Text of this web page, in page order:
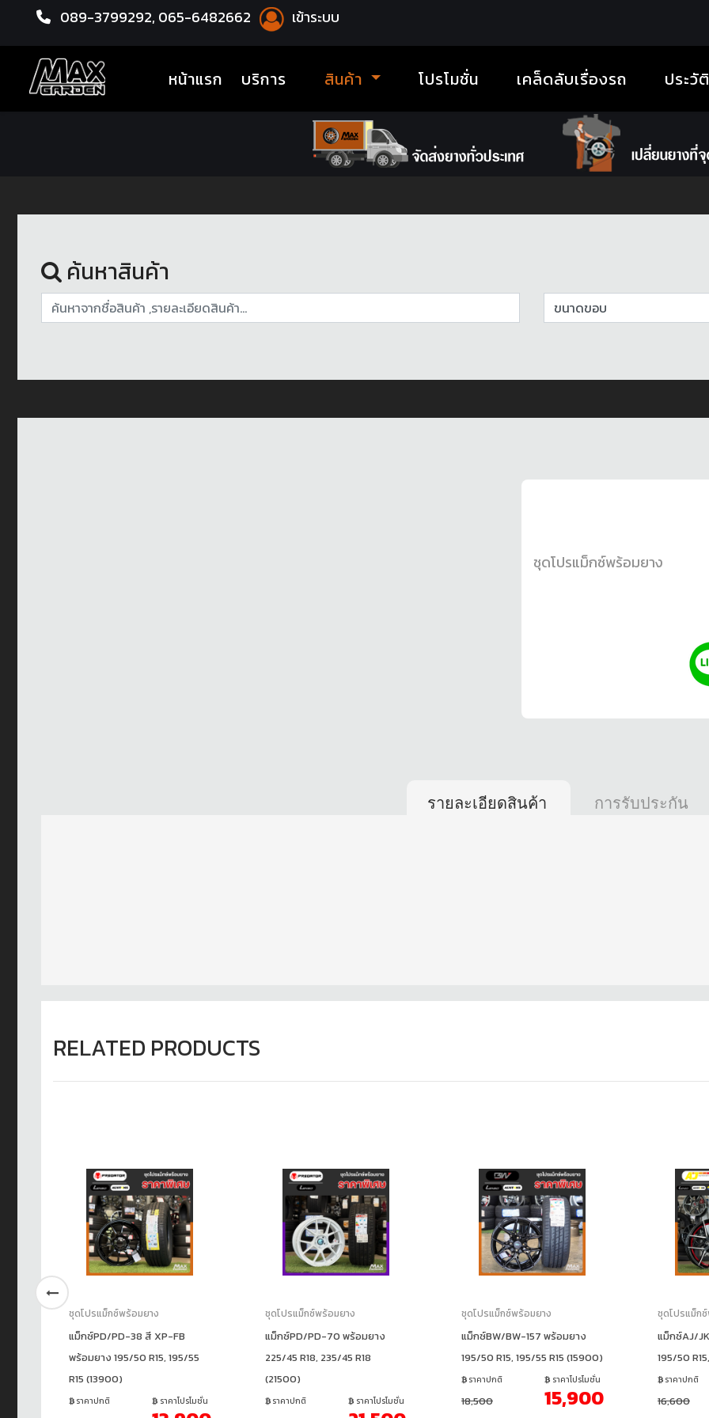
089-3799292, 065-6482662 เข้าระบบ
หน้าแรก(current)
บริการ สินค้า โปรโมชั่น เคล็ดลับเรื่องรถ ประวั
หน้าแรก ชุดโปรแม็กซ์พร้อมยาง
ค้นหาสินค้า
ชุดโปรแม็กซ์พร้อมยาง
รายละเอียดสินค้า การรับประกัน
RELATED PRODUCTS
ชุดโปรแม็กซ์พร้อมยาง
แม็กซ์PD/PD-38 สี XP-FB
พร้อมยาง 195/50 R15, 195/55
R15 (13900)
ราคาปกติ ราคาโปรโมชั่น
ชุดโปรแม็กซ์พร้อมยาง
แม็กซ์PD/PD-70 พร้อมยาง
225/45 R18, 235/45 R18
(21500)
ราคาปกติ ราคาโปรโมชั่น
ชุดโปรแม็กซ์พร้อมยาง
แม็กซ์BW/BW-157 พร้อมยาง
195/50 R15, 195/55 R15 (15900)
ราคาปกติ
18,500
ราคาโปรโมชั่น
15,900
ชุดโปรแม็ก
แม็กซ์AJ/
195/50
ราคาปกติ
16,600